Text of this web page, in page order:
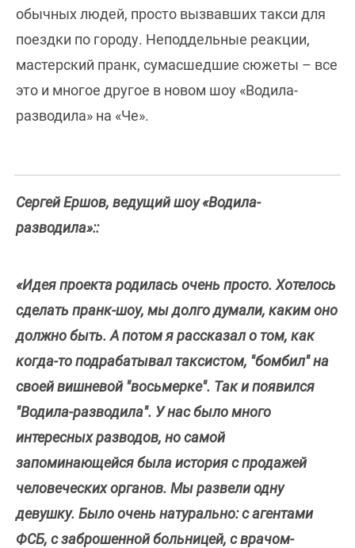
обычных людей, просто вызвавших такси для
поездки по городу. Неподдельные реакции,
мастерский пранк, сумасшедшие сюжеты – все
это и многое другое в новом шоу «Водила-
разводила» на «Че».
Сергей Ершов, ведущий шоу «Водила-
разводила»::
«Идея проекта родилась очень просто. Хотелось
сделать пранк-шоу, мы долго думали, каким оно
должно быть. А потом я рассказал о том, как
когда-то подрабатывал таксистом, "бомбил" на
своей вишневой "восьмерке". Так и появился
"Водила-разводила". У нас было много
интересных разводов, но самой
запоминающейся была история с продажей
человеческих органов. Мы развели одну
девушку. Было очень натурально: с агентами
ФСБ, с заброшенной больницей, с врачом-